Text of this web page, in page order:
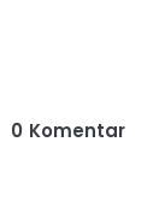
0 Komentar